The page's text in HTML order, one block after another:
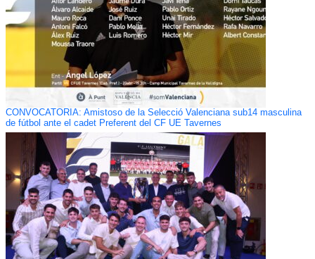
CONVOCATORIA: Amistoso de la Selecció Valenciana sub14 masculina
de fútbol ante el cadet Preferent del CF UE Tavernes